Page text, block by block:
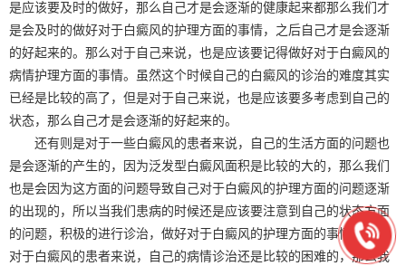
是应该要及时的做好，那么自己才是会逐渐的健康起来都那么我们才
是会及时的做好对于白癜风的护理方面的事情，之后自己才是会逐渐
的好起来的。那么对于自己来说，也是应该要记得做好对于白癜风的
病情护理方面的事情。虽然这个时候自己的白癜风的诊治的难度其实
已经是比较的高了，但是对于自己来说，也是应该要多考虑到自己的
状态，那么自己才是会逐渐的好起来的。
还有则是对于一些白癜风的患者来说，自己的生活方面的问题也
是会逐渐的产生的，因为泛发型白癜风面积是比较的大的，那么我们
也是会因为这方面的问题导致自己对于白癜风的护理方面的问题逐渐
的出现的，所以当我们患病的时候还是应该要注意到自己的状态方面
的问题，积极的进行诊治，做好对于白癜风的护理方面的事情。虽然
对于白癜风的患者来说，自己的病情诊治还是比较的困难的，那么我